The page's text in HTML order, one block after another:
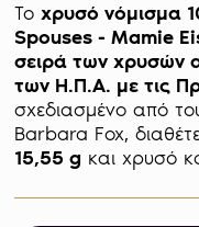
Το χρυσό νόμισμα
Spouses - Mamie
σειρά των χρυσών
των Η.Π.Α. με τις
σχεδιασμένο από
Barbara Fox,
15,55 g και χρυσό